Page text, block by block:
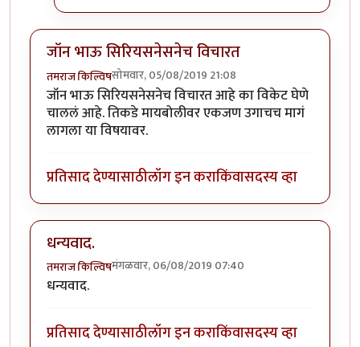
जॉन भाऊ सिरियसनेसनेच विचारत
तमराज किल्विषसोमवार, 05/08/2019 21:08
जॉन भाऊ सिरियसनेसनेच विचारत आहे का विकेट घेणे
चाललं आहे. तिकडे मायबोलीवर एकजण उगाचच मागं
लागला या विषयावर.
प्रतिसाद देण्यासाठीलॉग इन कराकिंवासदस्य व्हा
धन्यवाद.
तमराज किल्विषमंगळवार, 06/08/2019 07:40
धन्यवाद.
प्रतिसाद देण्यासाठीलॉग इन कराकिंवासदस्य व्हा